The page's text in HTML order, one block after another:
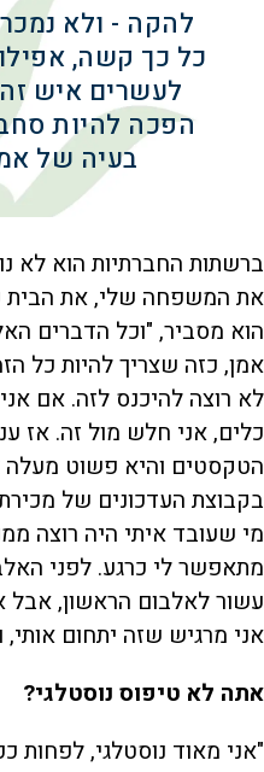
להקה - ולא
כל כך קשה,
לעשרים איש
הפכה להיות
בעיה של
ברשתות החברתיות הוא לא
את המשפחה שלי, את הבית
הוא מסביר, "וכל הדברים
אמן, כזה שצריך להיות כל
לא רוצה להיכנס לזה. אם
כלים, אני חלש מול זה. אז
הטקסטים והיא פשוט מעלה
בקבוצת העדכונים של
מי שעובד איתי היה רוצה
מתאפשר לי כרגע. לפני
עשור לאלבום הראשון, אבל
אני מרגיש שזה יתחום אותי,
אתה לא טיפוס נוסטלגי?
"אני מאוד נוסטלגי, לפחות